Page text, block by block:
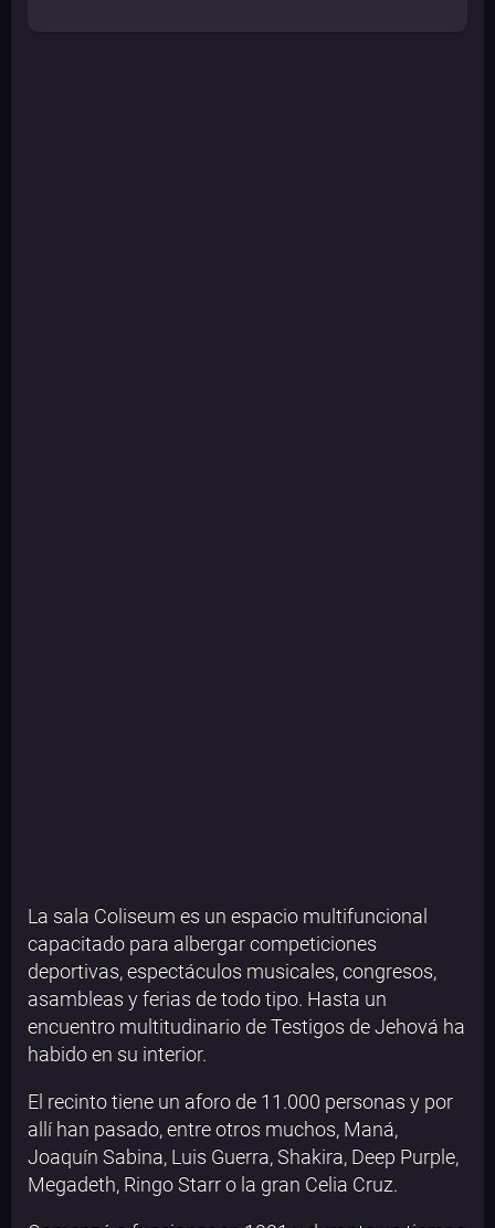
La sala Coliseum es un espacio multifuncional
capacitado para albergar competiciones
deportivas, espectáculos musicales, congresos,
asambleas y ferias de todo tipo. Hasta un
encuentro multitudinario de Testigos de Jehová ha
habido en su interior.
El recinto tiene un aforo de 11.000 personas y por
allí han pasado, entre otros muchos, Maná,
Joaquín Sabina, Luis Guerra, Shakira, Deep Purple,
Megadeth, Ringo Starr o la gran Celia Cruz.